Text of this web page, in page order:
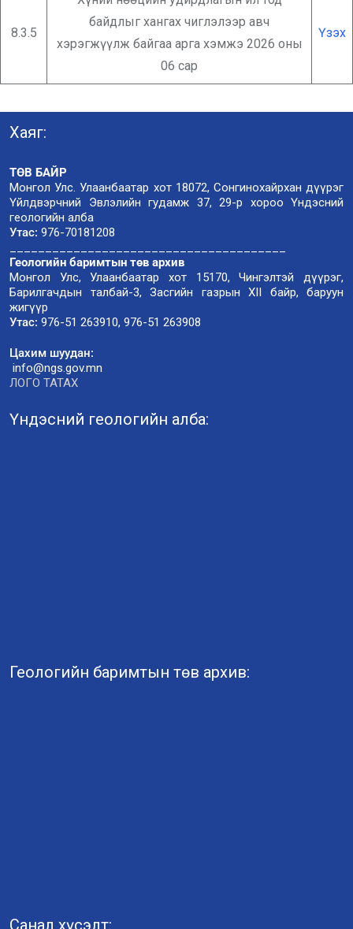
8.3.5
байдлыг хангах чиглэлээр авч
хэрэгжүүлж байгаа арга хэмжэ 2026 оны
06 сар
Үзэх
Хаяг:
ТӨВ БАЙР
Монгол Улс. Улаанбаатар хот 18072, Сонгинохайрхан дүүрэг
Үйлдвэрчний Эвлэлийн гудамж 37, 29-р хороо Үндэсний
геологийн алба
Утас: 976-70181208
Геологийн баримтын төв архив
Монгол Улс, Улаанбаатар хот 15170, Чингэлтэй дүүрэг,
Барилгачдын талбай-3, Засгийн газрын XII байр, баруун
жигүүр
Утас: 976-51 263910, 976-51 263908
Цахим шуудан:
info@ngs.gov.mn
ЛОГО ТАТАХ
Үндэсний геологийн алба:
Геологийн баримтын төв архив:
Санал хүсэлт: